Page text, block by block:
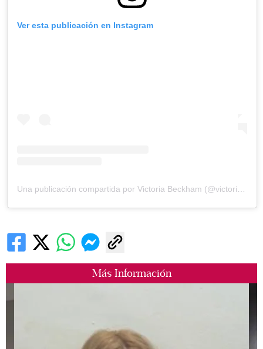
Más Información
Ver esta publicación en Instagram